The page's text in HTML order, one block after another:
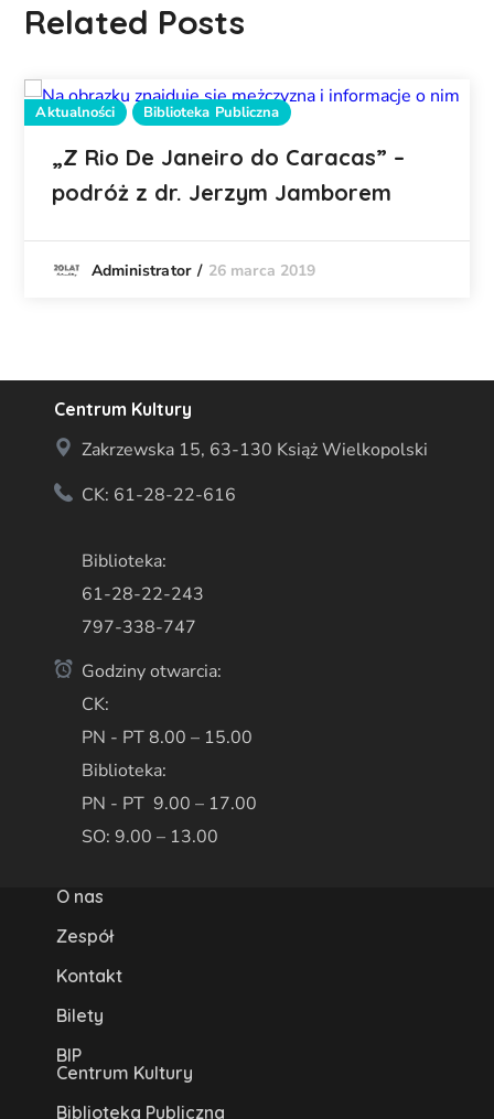
Related Posts
Aktualności Biblioteka Publiczna
„Z Rio De Janeiro do Caracas” –
podróż z dr. Jerzym Jamborem
Administrator 26 marca 2019
Centrum Kultury
Zakrzewska 15, 63-130 Książ Wielkopolski
CK: 61-28-22-616
Biblioteka:
61-28-22-243
797-338-747
Godziny otwarcia:
CK:
PN - PT 8.00 – 15.00
Biblioteka:
PN - PT 9.00 – 17.00
SO: 9.00 – 13.00
O nas
Zespół
Kontakt
Bilety
BIP
Centrum Kultury
Biblioteka Publiczna